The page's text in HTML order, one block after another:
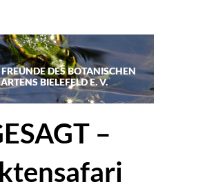
DES BOTANISCHEN
BIELEFELD E. V.
–